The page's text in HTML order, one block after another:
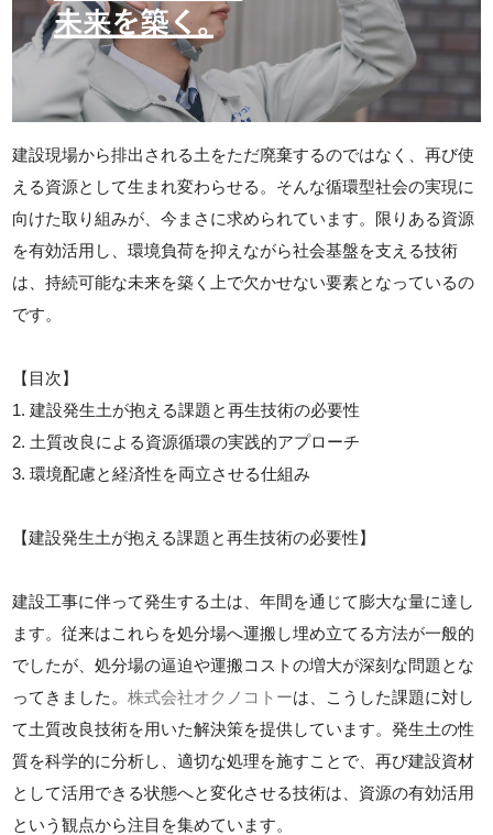
建設現場から排出される土をただ廃棄するのではなく、再び使
える資源として生まれ変わらせる。そんな循環型社会の実現に
向けた取り組みが、今まさに求められています。限りある資源
を有効活用し、環境負荷を抑えながら社会基盤を支える技術
は、持続可能な未来を築く上で欠かせない要素となっているの
です。
【目次】
1. 建設発生土が抱える課題と再生技術の必要性
2. 土質改良による資源循環の実践的アプローチ
3. 環境配慮と経済性を両立させる仕組み
【建設発生土が抱える課題と再生技術の必要性】
建設工事に伴って発生する土は、年間を通じて膨大な量に達し
ます。従来はこれらを処分場へ運搬し埋め立てる方法が一般的
でしたが、処分場の逼迫や運搬コストの増大が深刻な問題とな
ってきました。株式会社オクノコトーは、こうした課題に対し
て土質改良技術を用いた解決策を提供しています。発生土の性
質を科学的に分析し、適切な処理を施すことで、再び建設資材
として活用できる状態へと変化させる技術は、資源の有効活用
という観点から注目を集めています。